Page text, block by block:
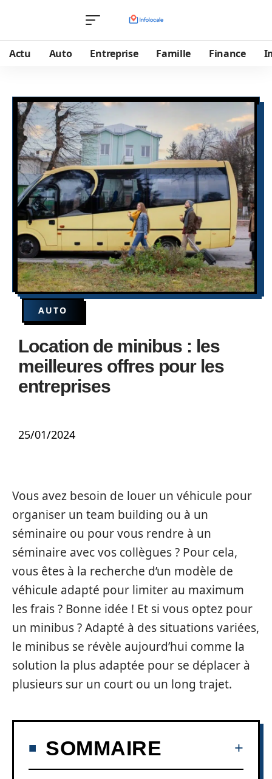
Actu Auto Entreprise Famille Finance
AUTO
Location de minibus : les
meilleures offres pour les
entreprises
25/01/2024
Vous avez besoin de louer un véhicule pour
organiser un team building ou à un
séminaire ou pour vous rendre à un
séminaire avec vos collègues ? Pour cela,
vous êtes à la recherche d’un modèle de
véhicule adapté pour limiter au maximum
les frais ? Bonne idée ! Et si vous optez pour
un minibus ? Adapté à des situations variées,
le minibus se révèle aujourd’hui comme la
solution la plus adaptée pour se déplacer à
plusieurs sur un court ou un long trajet.
SOMMAIRE